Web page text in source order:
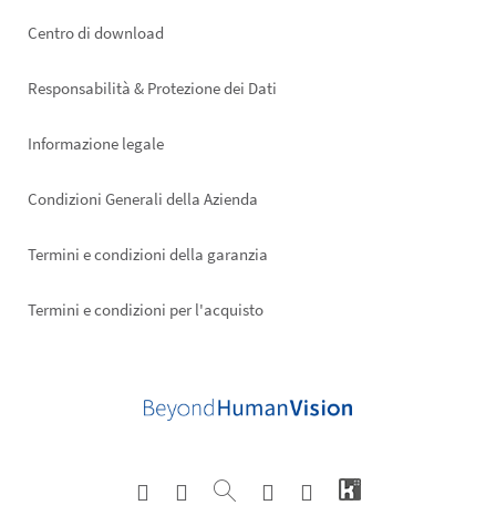
Footer
Centro di download
Responsabilità & Protezione dei Dati
Informazione legale
Condizioni Generali della Azienda
Termini e condizioni della garanzia
Termini e condizioni per l'acquisto